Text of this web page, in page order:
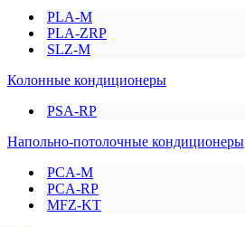
PLA-M
PLA-ZRP
SLZ-M
Колонные кондиционеры
PSA-RP
Напольно-потолочные кондиционеры
PCA-M
PCA-RP
MFZ-KT